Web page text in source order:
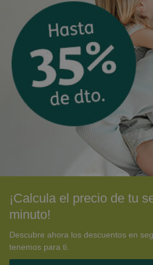
¡Calcula el precio de tu
minuto!
Descubre ahora los descuentos en
tenemos para ti.